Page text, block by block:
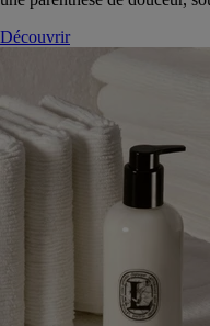
Découvrir